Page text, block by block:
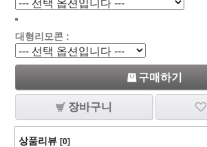
대형리모콘 :
구매하기
장바구니
상품리뷰 [0]